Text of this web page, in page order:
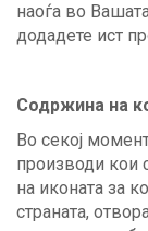
наоѓа во
додадете ист
Содржина на
Во секој
производи кои
на иконата за
страната,